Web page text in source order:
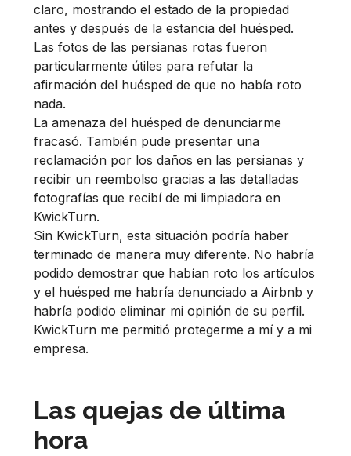
claro, mostrando el estado de la propiedad
antes y después de la estancia del huésped.
Las fotos de las persianas rotas fueron
particularmente útiles para refutar la
afirmación del huésped de que no había roto
nada.
La amenaza del huésped de denunciarme
fracasó. También pude presentar una
reclamación por los daños en las persianas y
recibir un reembolso gracias a las detalladas
fotografías que recibí de mi limpiadora en
KwickTurn.
Sin KwickTurn, esta situación podría haber
terminado de manera muy diferente. No habría
podido demostrar que habían roto los artículos
y el huésped me habría denunciado a Airbnb y
habría podido eliminar mi opinión de su perfil.
KwickTurn me permitió protegerme a mí y a mi
empresa.
Las quejas de última
hora